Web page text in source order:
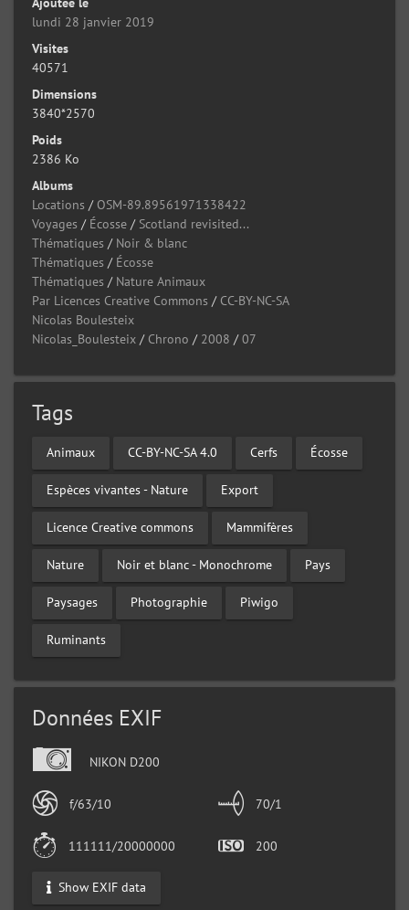
lundi 28 janvier 2019
Visites
40571
Dimensions
3840*2570
Poids
2386 Ko
Albums
Locations / OSM-89.89561971338422
Voyages / Écosse / Scotland revisited...
Thématiques / Noir & blanc
Thématiques / Écosse
Thématiques / Nature Animaux
Par Licences Creative Commons / CC-BY-NC-SA
Nicolas Boulesteix
Nicolas_Boulesteix / Chrono / 2008 /07
Tags
Animaux CC-BY-NC-SA 4.0 Cerfs Écosse
Espèces vivantes - Nature Export
Licence Creative commons Mammifères
Nature Noir et blanc - Monochrome Pays
Paysages Photographie Piwigo
Ruminants
Données EXIF
NIKON D200
f/63/10 70/1
111111/20000000 200
Show EXIF data